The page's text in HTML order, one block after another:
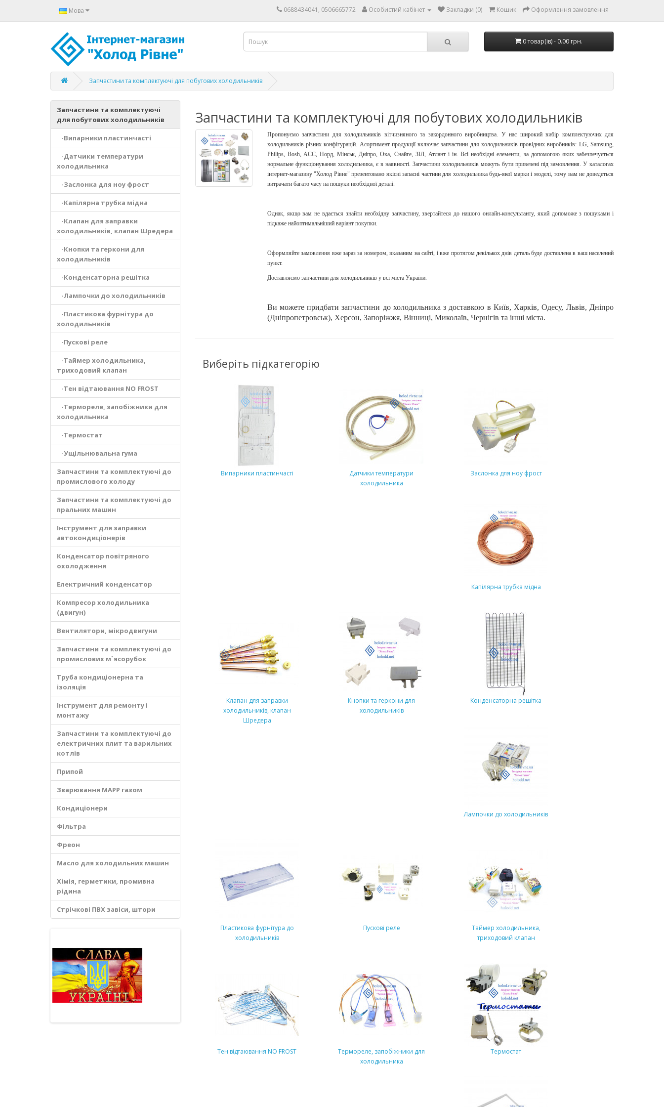
Мова 0688434041, 0506665772 Особистий кабінет Закладки (0) Кошик Оформлення замовлення
0 товар(ів) - 0.00 грн.
Запчастини та комплектуючі для побутових холодильників
Запчастини та комплектуючі
для побутових холодильників
-Випарники пластинчасті
-Датчики температури
холодильника
-Заслонка для ноу фрост
-Капілярна трубка мідна
-Клапан для заправки
холодильників, клапан Шредера
-Кнопки та геркони для
холодильників
-Конденсаторна решітка
-Лампочки до холодильників
-Пластикова фурнітура до
холодильників
-Пускові реле
-Таймер холодильника,
триходовий клапан
-Тен відтаювання NO FROST
-Термореле, запобіжники для
холодильника
-Термостат
-Ущільнювальна гума
Запчастини та комплектуючі до
промислового холоду
Запчастини та комплектуючі до
пральних машин
Інструмент для заправки
автокондиціонерів
Конденсатор повітряного
охолодження
Електричний конденсатор
Компресор холодильника
(двигун)
Вентилятори, мікродвигуни
Запчастини та комплектуючі до
промислових м`ясорубок
Труба кондиціонерна та
ізоляція
Інструмент для ремонту і
монтажу
Запчастини та комплектуючі до
електричних плит та варильних
котлів
Припой
Зварювання MAPP газом
Кондиціонери
Фільтра
Фреон
Масло для холодильних машин
Хімія, герметики, промивна
рідина
Стрічкові ПВХ завіси, штори
Запчастини та комплектуючі для побутових холодильників
Пропонуємо запчастини для холодильників вітчизняного та закордонного виробництва. У нас широкий вибір комплектуючих для
холодильників різних конфігурацій. Асортимент продукції включає запчастини для холодильників провідних виробників: LG, Samsung,
Philips, Bosh, ACC, Норд, Мінськ, Дніпро, Ока, Снайге, ЗІЛ, Атлант і ін. Всі необхідні елементи, за допомогою яких забезпечується
нормальне функціонування холодильника, є в наявності. Запчастини холодильників можуть бути привезені під замовлення. У каталогах
інтернет-магазину "Холод Рівне" презентовано якісні запасні частини для холодильника будь-якої марки і моделі, тому вам не доведеться
витрачати багато часу на пошуки необхідної деталі.
Однак, якщо вам не вдається знайти необхідну запчастину, звертайтеся до нашого онлайн-консультанту, який допоможе з пошуками і
підкаже найоптимальніший варіант покупки.
Оформляйте замовлення вже зараз за номером, вказаним на сайті, і вже протягом декількох днів деталь буде доставлена ​​в ваш населений
пункт.
Доставляємо запчастини для холодильників у всі міста України.
Ви можете придбати запчастини до холодильника з доставкою в Київ, Харків, Одесу, Львів, Дніпро
(Дніпропетровськ), Херсон, Запоріжжя, Вінниці, Миколаїв, Чернігів та інші міста.
Виберіть підкатегорію
Випарники пластинчасті
Датчики температури
холодильника
Заслонка для ноу фрост
Капілярна трубка мідна
Клапан для заправки
холодильників, клапан
Шредера
Кнопки та геркони для
холодильників
Конденсаторна решітка
Лампочки до холодильників
Пластикова фурнітура до
холодильників
Пускові реле
Таймер холодильника,
триходовий клапан
Тен відтаювання NO FROST
Термореле, запобіжники для
холодильника
Термостат